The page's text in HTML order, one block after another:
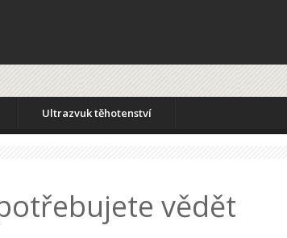
Ultrazvuk těhotenství
vědět